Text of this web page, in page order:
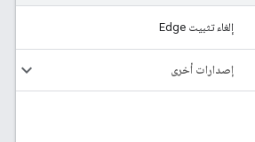
إلغاء تثبيت Edge
إصدارات أخرى